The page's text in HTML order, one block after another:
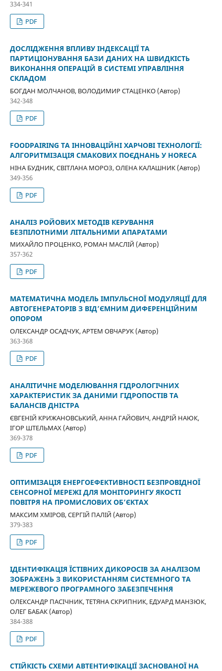
334-341
PDF
ДОСЛІДЖЕННЯ ВПЛИВУ ІНДЕКСАЦІЇ ТА
ПАРТИЦІОНУВАННЯ БАЗИ ДАНИХ НА ШВИДКІСТЬ
ВИКОНАННЯ ОПЕРАЦІЙ В СИСТЕМІ УПРАВЛІННЯ
СКЛАДОМ
БОГДАН МОЛЧАНОВ, ВОЛОДИМИР СТАЦЕНКО (Автор)
342-348
PDF
FOODPAIRING ТА ІННОВАЦІЙНІ ХАРЧОВІ ТЕХНОЛОГІЇ:
АЛГОРИТМІЗАЦІЯ СМАКОВИХ ПОЄДНАНЬ У HORECA
НІНА БУДНИК, СВІТЛАНА МОРОЗ, ОЛЕНА КАЛАШНИК (Автор)
349-356
PDF
АНАЛІЗ РОЙОВИХ МЕТОДІВ КЕРУВАННЯ
БЕЗПІЛОТНИМИ ЛІТАЛЬНИМИ АПАРАТАМИ
МИХАЙЛО ПРОЦЕНКО, РОМАН МАСЛІЙ (Автор)
357-362
PDF
МАТЕМАТИЧНА МОДЕЛЬ ІМПУЛЬСНОЇ МОДУЛЯЦІЇ ДЛЯ
АВТОГЕНЕРАТОРІВ З ВІД’ЄМНИМ ДИФЕРЕНЦІЙНИМ
ОПОРОМ
ОЛЕКСАНДР ОСАДЧУК, АРТЕМ ОВЧАРУК (Автор)
363-368
PDF
АНАЛІТИЧНЕ МОДЕЛЮВАННЯ ГІДРОЛОГІЧНИХ
ХАРАКТЕРИСТИК ЗА ДАНИМИ ГІДРОПОСТІВ ТА
БАЛАНСІВ ДНІСТРА
ЄВГЕНІЙ КРИЖАНОВСЬКИЙ, АННА ГАЙОВИЧ, АНДРІЙ НАЮК,
ІГОР ШТЕЛЬМАХ (Автор)
369-378
PDF
ОПТИМІЗАЦІЯ ЕНЕРГОЕФЕКТИВНОСТІ БЕЗПРОВІДНОЇ
СЕНСОРНОЇ МЕРЕЖІ ДЛЯ МОНІТОРИНГУ ЯКОСТІ
ПОВІТРЯ НА ПРОМИСЛОВИХ ОБ’ЄКТАХ
МАКСИМ ХМІРОВ, СЕРГІЙ ПАЛІЙ (Автор)
379-383
PDF
ІДЕНТИФІКАЦІЯ ЇСТІВНИХ ДИКОРОСІВ ЗА АНАЛІЗОМ
ЗОБРАЖЕНЬ З ВИКОРИСТАННЯМ СИСТЕМНОГО ТА
МЕРЕЖЕВОГО ПРОГРАМНОГО ЗАБЕЗПЕЧЕННЯ
ОЛЕКСАНДР ПАСІЧНИК, ТЕТЯНА СКРИПНИК, ЕДУАРД МАНЗЮК,
ОЛЕГ БАБАК (Автор)
384-388
PDF
СТІЙКІСТЬ СХЕМИ АВТЕНТИФІКАЦІЇ ЗАСНОВАНОЇ НА